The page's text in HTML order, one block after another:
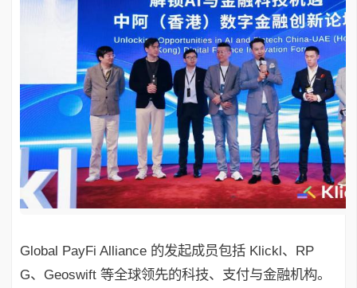
Global PayFi Alliance 的发起成员包括 Klickl、RP
G、Geoswift 等全球领先的科技、支付与金融机构。